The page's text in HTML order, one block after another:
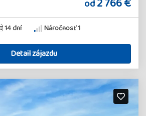
od
14 dní Náročnosť 1
Detail zájazdu